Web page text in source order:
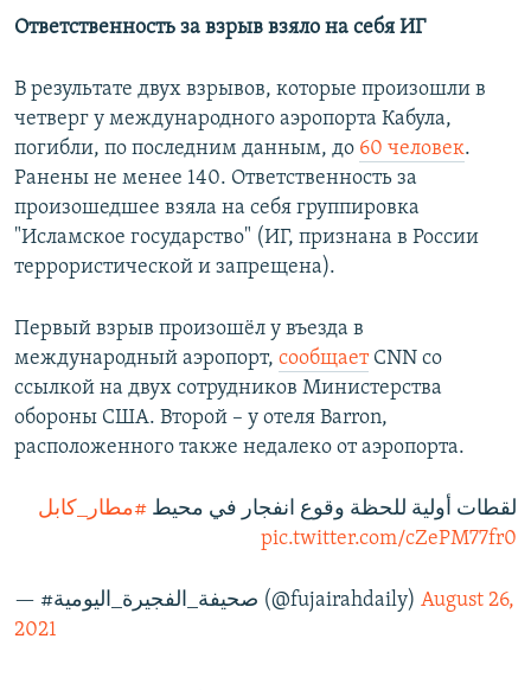
Ответственность за взрыв взяло на себя ИГ
В результате двух взрывов, которые произошли в
четверг у международного аэропорта Кабула,
погибли, по последним данным, до 60 человек.
Ранены не менее 140. Ответственность за
произошедшее взяла на себя группировка
"Исламское государство" (ИГ, признана в России
террористической и запрещена).
Первый взрыв произошёл у въезда в
международный аэропорт, сообщаетCNN со
ссылкой на двух сотрудников Министерства
обороны США. Второй – у отеля Barron,
расположенного также недалеко от аэропорта.
لقطات أولية للحظة وقوع انفجار في محيط #مطار_كابل
pic.twitter.com/cZePM77fr0
— #صحيفة_الفجيرة_اليومية (@fujairahdaily) August 26,
2021